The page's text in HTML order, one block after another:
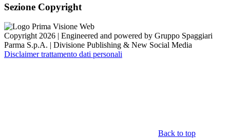
Sezione Copyright
Copyright 2026 | Engineered and powered by Gruppo Spaggiari
Parma S.p.A. | Divisione Publishing & New Social Media
Disclaimer trattamento dati personali
Back to top